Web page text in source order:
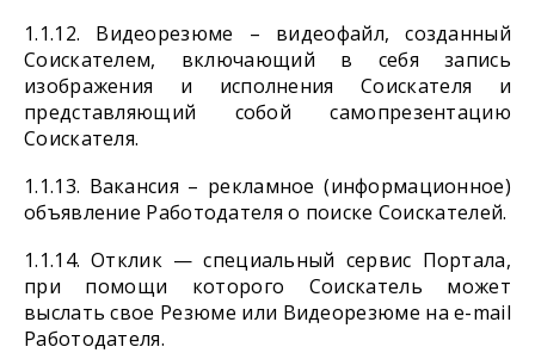
1.1.12. Видеорезюме – видеофайл, созданный
Соискателем, включающий в себя запись
изображения и исполнения Соискателя и
представляющий собой самопрезентацию
Соискателя.
1.1.13. Вакансия – рекламное (информационное)
объявление Работодателя о поиске Соискателей.
1.1.14. Отклик — специальный сервис Портала,
при помощи которого Соискатель может
выслать свое Резюме или Видеорезюме на e-mail
Работодателя.